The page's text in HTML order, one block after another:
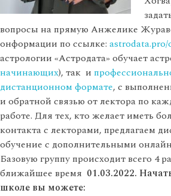
вопросы на прямую Анжелике
онформации по ссылке: astrodata.pro/
астрологии «Астродата» обучает
начинающих), так и
дистанционном формате, с
и обратной связью от лектора по
работе. Для тех, кто желает иметь
контакта с лекторами, предлагаем
обучение с дополнительными
Базовую группу происходит всего 4
ближайшее время 01.03.2022.
школе вы можете: